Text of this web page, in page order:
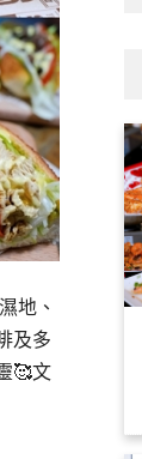
地、
及多
🥰文